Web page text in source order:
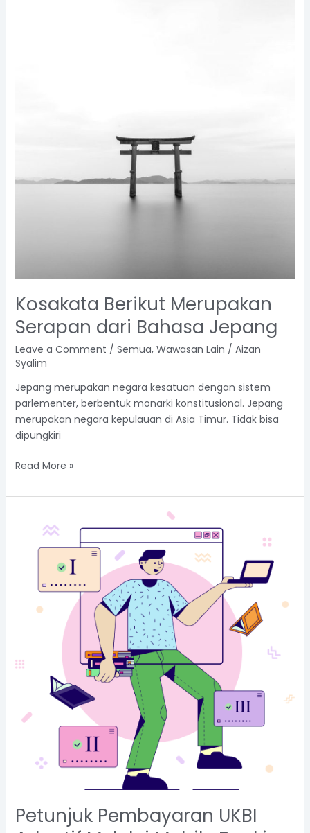
Kosakata Berikut Merupakan
Serapan dari Bahasa Jepang
Leave a Comment / Semua, Wawasan Lain / Aizan
Syalim
Jepang merupakan negara kesatuan dengan sistem
parlementer, berbentuk monarki konstitusional. Jepang
merupakan negara kepulauan di Asia Timur. Tidak bisa
dipungkiri
Read More »
Petunjuk Pembayaran UKBI
Pembayaran
Melalui
Banking